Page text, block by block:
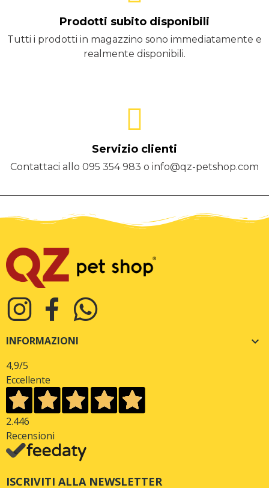
Prodotti subito disponibili
Tutti i prodotti in magazzino sono immediatamente e
realmente disponibili.
Servizio clienti
Contattaci allo 095 354 983 o info@qz-petshop.com
INFORMAZIONI 
4,9/5
Eccellente
2.446
Recensioni
ISCRIVITI ALLA NEWSLETTER